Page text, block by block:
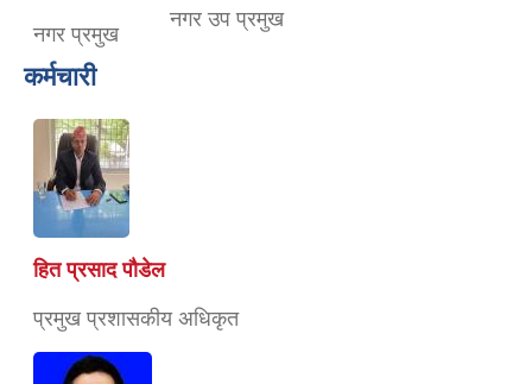
नगर प्रमुख
नगर उप प्रमुख
कर्मचारी
हित प्रसाद पौडेल
प्रमुख प्रशासकीय अधिकृत